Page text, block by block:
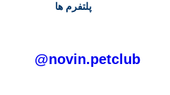
پلتفرم ها
novin.petclub@